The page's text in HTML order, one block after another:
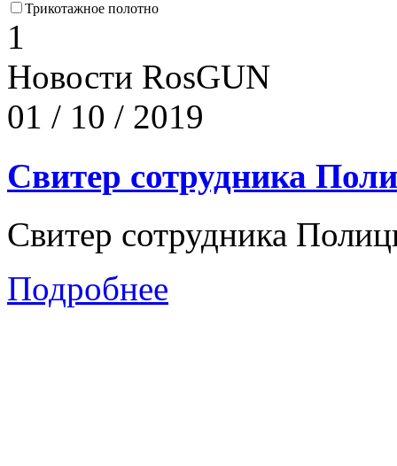
Трикотажное полотно
1
Новости RosGUN
01 / 10 / 2019
Свитер сотрудника
Свитер сотрудника
Подробнее